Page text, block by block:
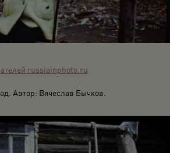
russiainphoto.ru
Автор: Вячеслав Бычков.